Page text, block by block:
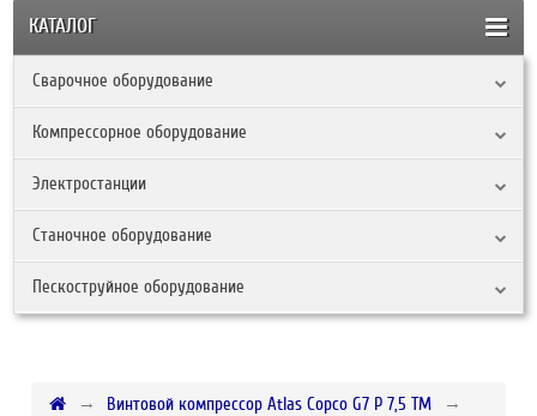
КАТАЛОГ
Сварочное оборудование
Компрессорное оборудование
Электростанции
Станочное оборудование
Пескоструйное оборудование
Винтовой компрессор Atlas Copco G7 P 7,5 TM